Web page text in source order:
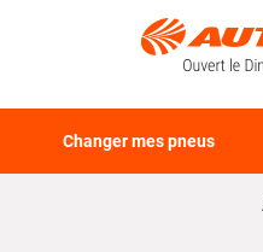
Changer mes pneus